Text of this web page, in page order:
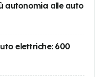
autonomia alle auto
elettriche: 600